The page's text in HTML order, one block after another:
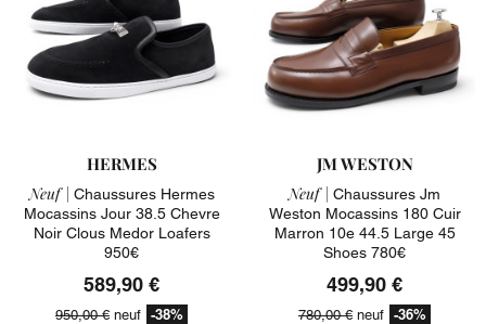
HERMES
Neuf | Chaussures Hermes
Mocassins Jour 38.5 Chevre
Noir Clous Medor Loafers
950€
589,90 €
950,00 € neuf -38%
JM WESTON
Neuf | Chaussures Jm
Weston Mocassins 180 Cuir
Marron 10e 44.5 Large 45
Shoes 780€
499,90 €
780,00 € neuf -36%